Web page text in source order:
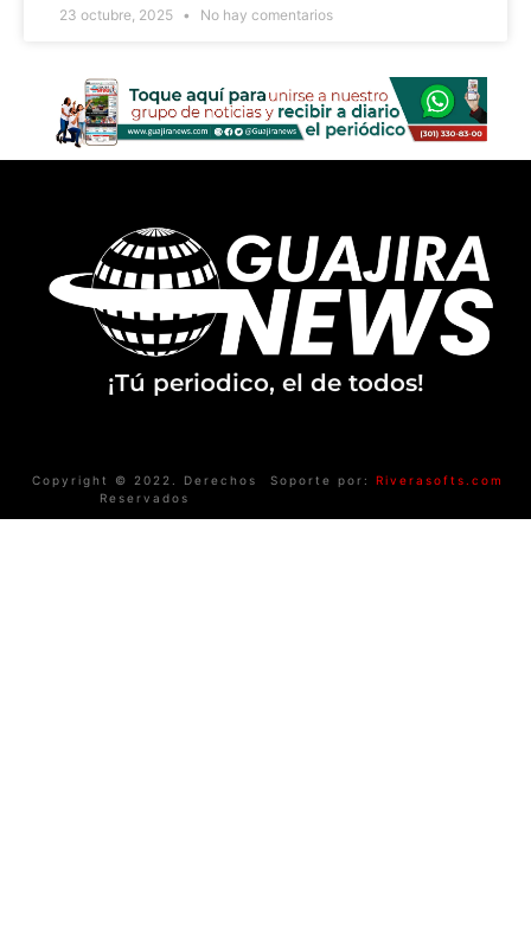
23 octubre, 2025 No hay comentarios
¡Tú periodico, el de todos!
Copyright © 2022. Derechos
Reservados
Soporte por: Riverasofts.com